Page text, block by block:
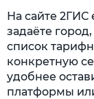
На сайте 2ГИС
задаёте
список
конкретную
удобнее
платформы